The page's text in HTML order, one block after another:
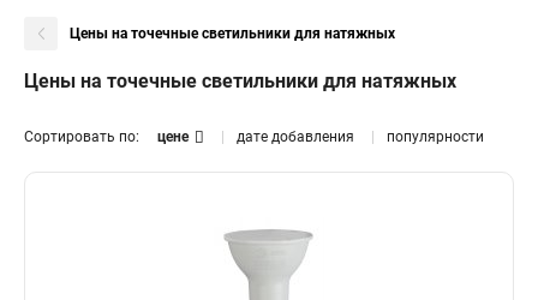
Цены на точечные светильники для натяжных
Цены на точечные светильники для натяжных
Сортировать по: цене дате добавления популярности